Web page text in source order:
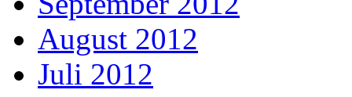
August 2012
Juli 2012